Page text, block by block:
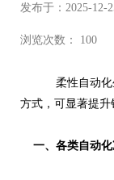
发布于：2025-12-
浏览次数： 100
柔性自动化
方式，可显著提升
一、各类自动